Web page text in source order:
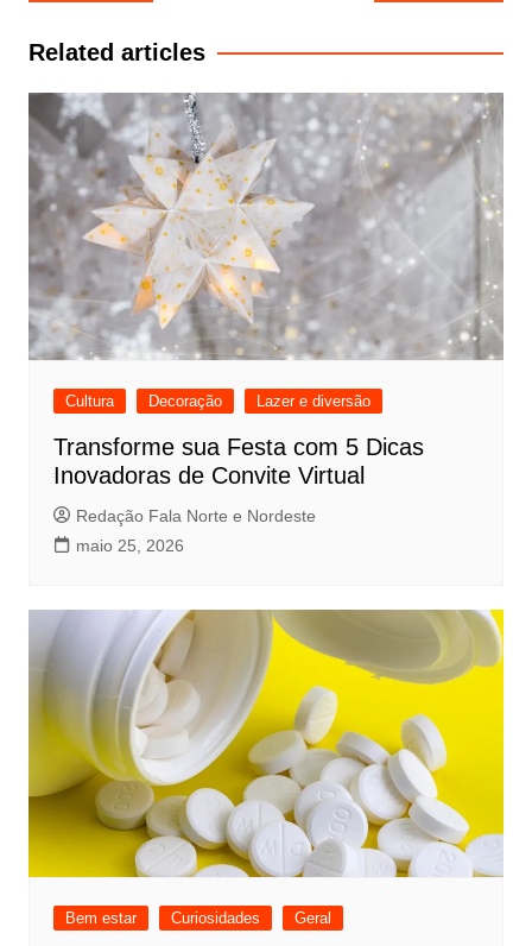
Post
Related articles
Cultura Decoração Lazer e diversão
Transforme sua Festa com 5 Dicas
Inovadoras de Convite Virtual
Redação Fala Norte e Nordeste
maio 25, 2026
Bem estar Curiosidades Geral